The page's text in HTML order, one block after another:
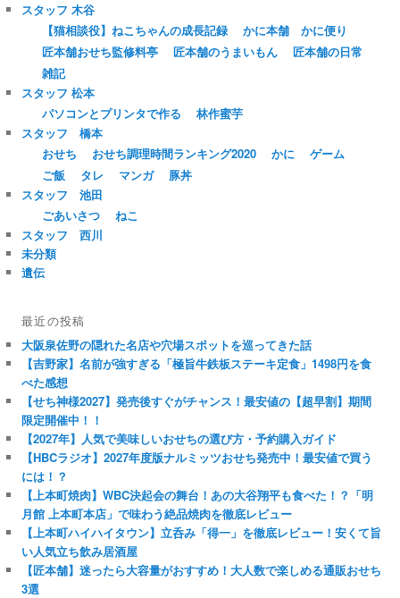
スタッフ 木谷
【猫相談役】ねこちゃんの成長記録
かに本舗 かに便り
匠本舗おせち監修料亭
匠本舗のうまいもん
匠本舗の日常
雑記
スタッフ 松本
パソコンとプリンタで作る
林作蜜芋
スタッフ 橋本
おせち
おせち調理時間ランキング2020 かに
ゲーム
ご飯
タレ マンガ
豚丼
スタッフ 池田
ごあいさつ
ねこ
スタッフ 西川
未分類
遺伝
最近の投稿
大阪泉佐野の隠れた名店や穴場スポットを巡ってきた話
【吉野家】名前が強すぎる「極旨牛鉄板ステーキ定食」1498円を食
べた感想
【せち神様2027】発売後すぐがチャンス！最安値の【超早割】期間
限定開催中！！
【2027年】人気で美味しいおせちの選び方・予約購入ガイド
【HBCラジオ】2027年度版ナルミッツおせち発売中！最安値で買う
には！？
【上本町焼肉】WBC決起会の舞台！あの大谷翔平も食べた！？「明
月館 上本町本店」で味わう絶品焼肉を徹底レビュー
【上本町ハイハイタウン】立呑み「得一」を徹底レビュー！安くて旨
い人気立ち飲み居酒屋
【匠本舗】迷ったら大容量がおすすめ！大人数で楽しめる通販おせち
3選